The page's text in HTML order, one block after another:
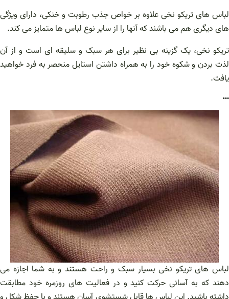
لباس های تریکو نخی علاوه بر خواص جذب رطوبت و خنکی، دارای ویژگی
های دیگری هم می باشند که آنها را از سایر نوع لباس ها متمایز می کند.
تریکو نخی، یک گزینه بی نظیر برای هر سبک و سلیقه ای است و از آن
لذت بردن و شکوه خود را به همراه داشتن استایل منحصر به فرد خواهید
یافت.
…
لباس های تریکو نخی بسیار سبک و راحت هستند و به شما اجازه می
دهند که به آسانی حرکت کنید و در فعالیت های روزمره خود مطابقت